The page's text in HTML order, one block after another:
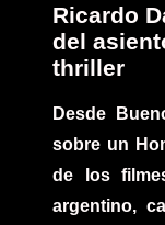
Ricardo
del
thriller
Desde
sobre un
de los
argentino,